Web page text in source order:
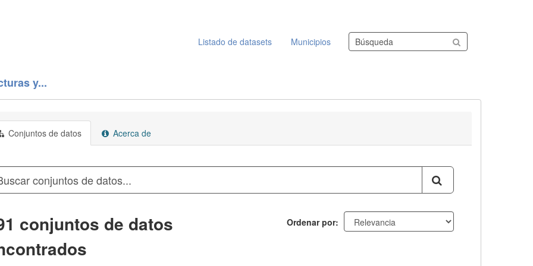
Listado de datasets
Municipios Buscar conjuntos de datos
y...
Conjuntos de datos Acerca de
Ordenar por
conjuntos de datos